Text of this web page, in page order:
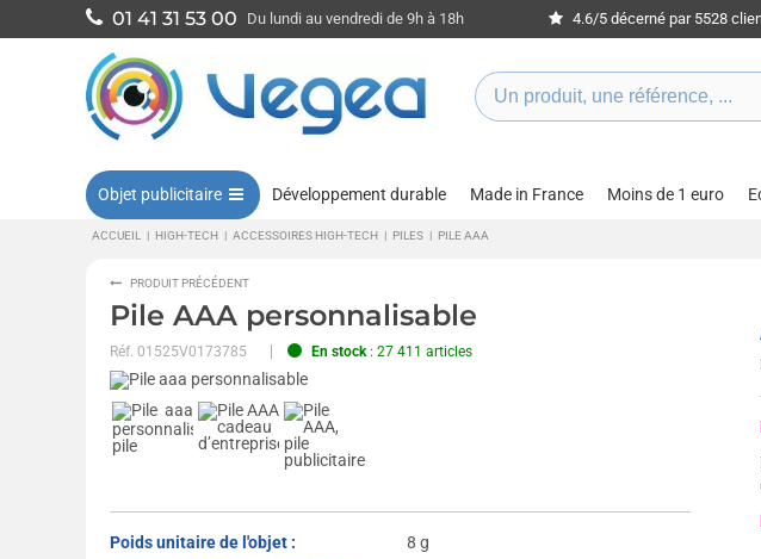
01 41 31 53 00 Du lundi au vendredi de 9h à 18h 4.6/5 décerné par 5528
Objet publicitaire Développement durable Made in France Moins de 1 euro
ACCUEIL | HIGH-TECH | ACCESSOIRES HIGH-TECH | PILES | PILE AAA
PRODUIT PRÉCÉDENT
Pile AAA personnalisable
Réf. 01525V0173785 En stock: 27 411 articles
Poids unitaire de l'objet :
8 g